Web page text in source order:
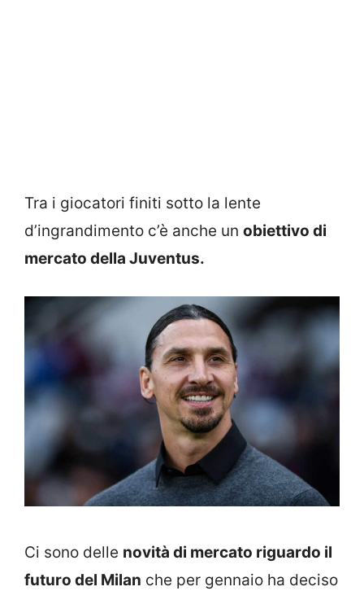
Tra i giocatori finiti sotto la lente
d’ingrandimento c’è anche un obiettivo di
mercato della Juventus.
Ci sono delle novità di mercato riguardo il
futuro del Milan che per gennaio ha deciso